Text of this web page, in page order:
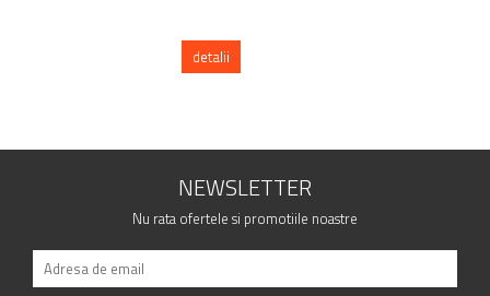
detalii
NEWSLETTER
Nu rata ofertele si promotiile noastre